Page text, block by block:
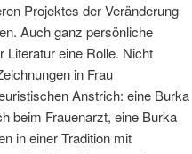
Projektes der Veränderung
Auch ganz persönliche
Literatur eine Rolle. Nicht
in Frau
Anstrich: eine Burka
beim Frauenarzt, eine Burka
in einer Tradition mit